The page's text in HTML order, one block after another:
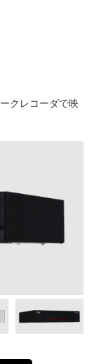
クレコーダで映